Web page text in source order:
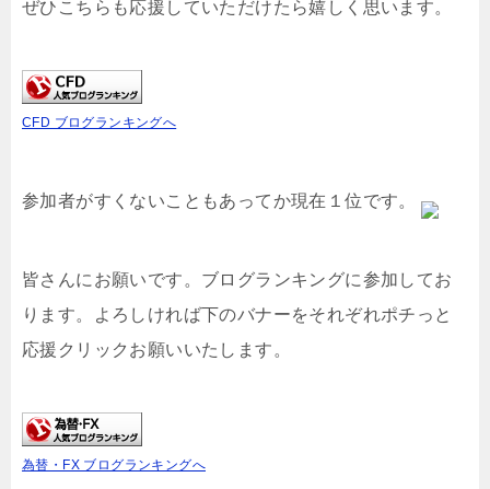
ぜひこちらも応援していただけたら嬉しく思います。
CFD ブログランキングへ
参加者がすくないこともあってか現在１位です。
皆さんにお願いです。ブログランキングに参加してお
ります。よろしければ下のバナーをそれぞれポチっと
応援クリックお願いいたします。
為替・FX ブログランキングへ